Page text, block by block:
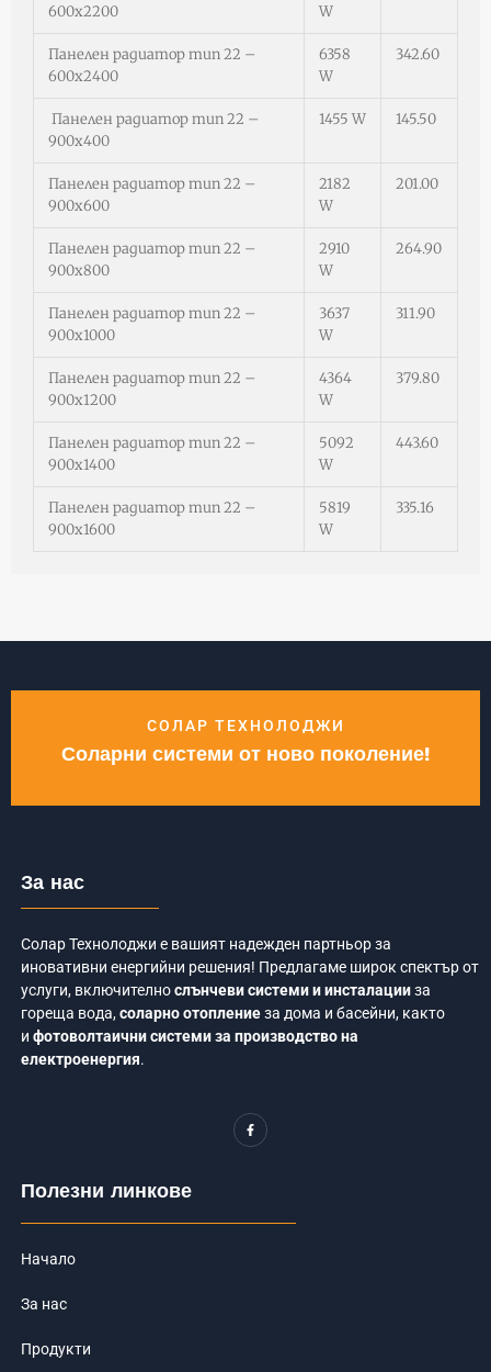
600х2200
W
Панелен радиатор тип 22 –
600х2400
6358
W
342.60
Панелен радиатор тип 22 –
900х400
1455 W 145.50
Панелен радиатор тип 22 –
900х600
2182
W
201.00
Панелен радиатор тип 22 –
900х800
2910
W
264.90
Панелен радиатор тип 22 –
900х1000
3637
W
311.90
Панелен радиатор тип 22 –
900х1200
4364
W
379.80
Панелен радиатор тип 22 –
900х1400
5092
W
443.60
Панелен радиатор тип 22 –
900х1600
5819
W
335.16
СОЛАР ТЕХНОЛОДЖИ
Соларни системи от ново поколение!
За нас
Солар Технолоджи е вашият надежден партньор за
иновативни енергийни решения! Предлагаме широк спектър от
услуги, включителнослънчеви системи и инсталацииза
гореща вода,соларно отоплениеза дома и басейни, както
и фотоволтаични системи за производство на
електроенергия.
F
a
c
f
Полезни линкове
Начало
За нас
Продукти